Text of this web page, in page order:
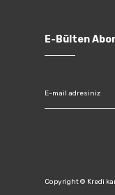
E-Bülten
Copyright © Kredi